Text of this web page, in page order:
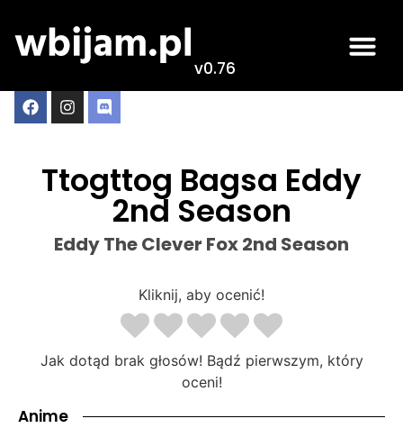
v0.76
Ttogttog Bagsa Eddy
2nd Season
Eddy The Clever Fox 2nd Season
Kliknij, aby ocenić!
Jak dotąd brak głosów! Bądź pierwszym, który
oceni!
Anime